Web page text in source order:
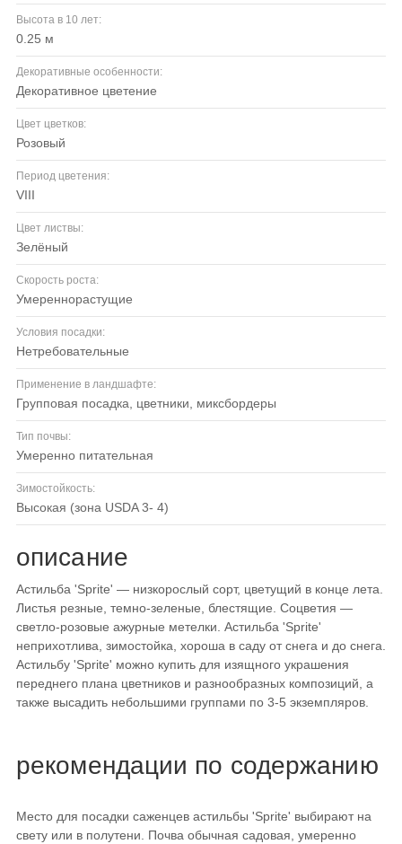
Высота в 10 лет:
0.25 м
Декоративные особенности:
декоративное цветение
Цвет цветков:
розовый
Период цветения:
VIII
Цвет листвы:
зелёный
Скорость роста:
умереннорастущие
Условия посадки:
нетребовательные
Применение в ландшафте:
групповая посадка, цветники, миксбордеры
Тип почвы:
умеренно питательная
Зимостойкость:
высокая (зона USDA 3- 4)
описание
Астильба 'Sprite' — низкорослый сорт, цветущий в конце лета.
Листья резные, темно-зеленые, блестящие. Соцветия —
светло-розовые ажурные метелки. Астильба 'Sprite'
неприхотлива, зимостойка, хороша в саду от снега и до снега.
Астильбу 'Sprite' можно купить для изящного украшения
переднего плана цветников и разнообразных композиций, а
также высадить небольшими группами по 3-5 экземпляров.
рекомендации по содержанию
Место для посадки саженцев астильбы 'Sprite' выбирают на
свету или в полутени. Почва обычная садовая, умеренно